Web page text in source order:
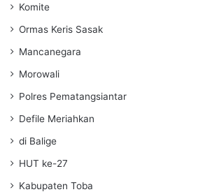
Komite
Ormas Keris Sasak
Mancanegara
Morowali
Polres Pematangsiantar
Defile Meriahkan
di Balige
HUT ke-27
Kabupaten Toba